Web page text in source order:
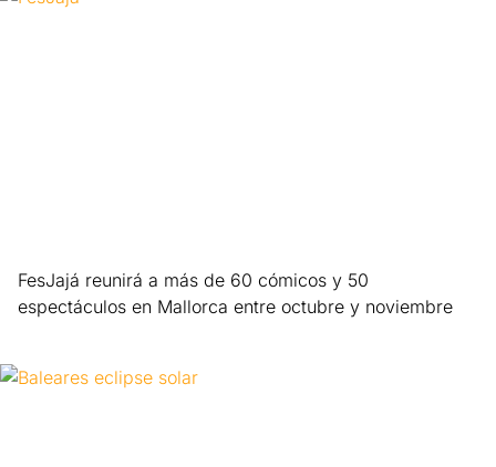
FesJajá reunirá a más de 60 cómicos y 50
espectáculos en Mallorca entre octubre y noviembre